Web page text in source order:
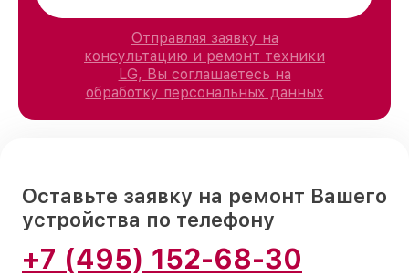
Отправляя заявку на
консультацию и ремонт техники
LG, Вы соглашаетесь на
обработку персональных данных
Оставьте заявку на ремонт Вашего
устройства по телефону
+7 (495) 152-68-30